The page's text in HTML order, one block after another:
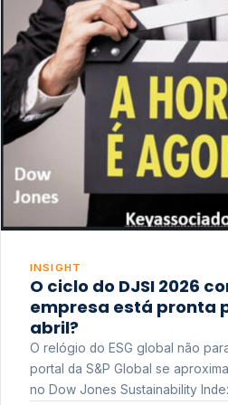
INSIGHT
O ciclo do DJSI 2026
empresa está pronta
abril?
O relógio do ESG global não para. ⏳ Com a
portal da S&P Global se
no Dow Jones Sustainability